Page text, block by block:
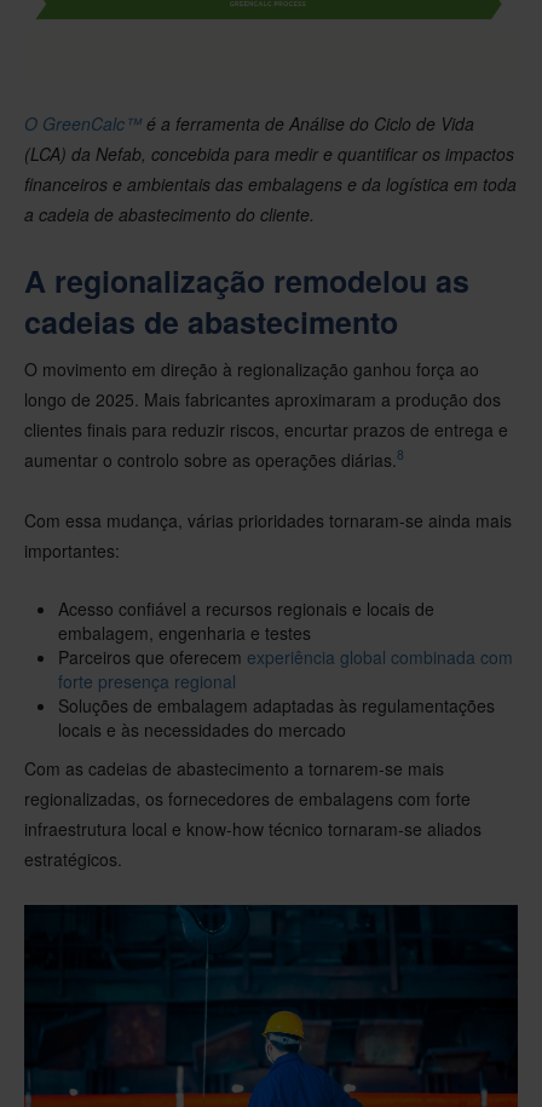
O GreenCalc™ é a ferramenta de Análise do Ciclo de Vida
(LCA) da Nefab, concebida para medir e quantificar os impactos
financeiros e ambientais das embalagens e da logística em toda
a cadeia de abastecimento do cliente.
A regionalização remodelou as
cadeias de abastecimento
O movimento em direção à regionalização ganhou força ao
longo de 2025. Mais fabricantes aproximaram a produção dos
clientes finais para reduzir riscos, encurtar prazos de entrega e
aumentar o controlo sobre as operações diárias. 8
Com essa mudança, várias prioridades tornaram-se ainda mais
importantes:
Acesso confiável a recursos regionais e locais de
embalagem, engenharia e testes
Parceiros que oferecem experiência global combinada com
forte presença regional
Soluções de embalagem adaptadas às regulamentações
locais e às necessidades do mercado
Com as cadeias de abastecimento a tornarem-se mais
regionalizadas, os fornecedores de embalagens com forte
infraestrutura local e know-how técnico tornaram-se aliados
estratégicos.